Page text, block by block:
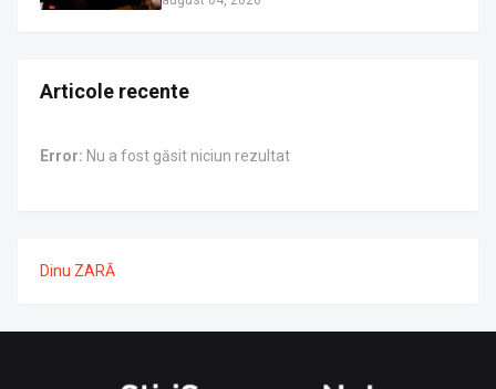
Articole recente
Error: Nu a fost găsit niciun rezultat
Dinu ZARĂ